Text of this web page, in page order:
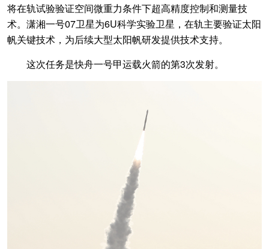
将在轨试验验证空间微重力条件下超高精度控制和测量技
术。潇湘一号07卫星为6U科学实验卫星，在轨主要验证太阳
帆关键技术，为后续大型太阳帆研发提供技术支持。
这次任务是快舟一号甲运载火箭的第3次发射。